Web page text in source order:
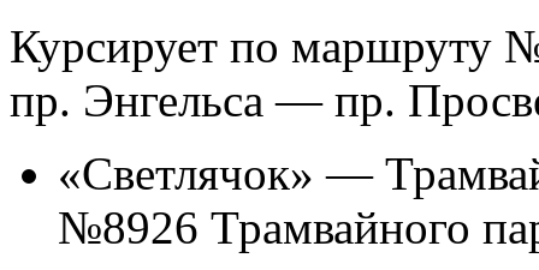
Курсирует по маршруту
пр. Энгельса — пр.
«Светлячок» —
№8926 Трамвайного